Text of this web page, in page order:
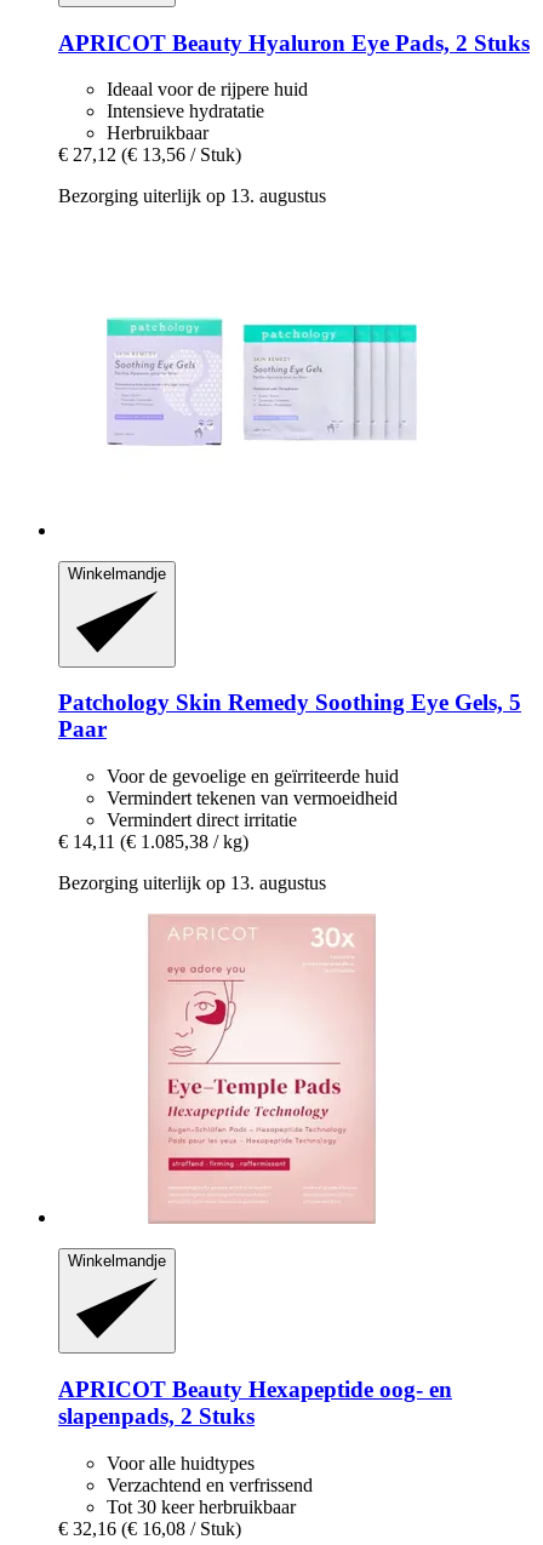
APRICOT Beauty Hyaluron Eye Pads, 2 Stuks
Ideaal voor de rijpere huid
Intensieve hydratatie
Herbruikbaar
€ 27,12 (€ 13,56 / Stuk)
Bezorging uiterlijk op 13. augustus
Winkelmandje
Patchology Skin Remedy Soothing Eye Gels, 5
Paar
Voor de gevoelige en geïrriteerde huid
Vermindert tekenen van vermoeidheid
Vermindert direct irritatie
€ 14,11 (€ 1.085,38 / kg)
Bezorging uiterlijk op 13. augustus
Winkelmandje
APRICOT Beauty Hexapeptide oog-​ en
slapenpads, 2 Stuks
Voor alle huidtypes
Verzachtend en verfrissend
Tot 30 keer herbruikbaar
€ 32,16 (€ 16,08 / Stuk)